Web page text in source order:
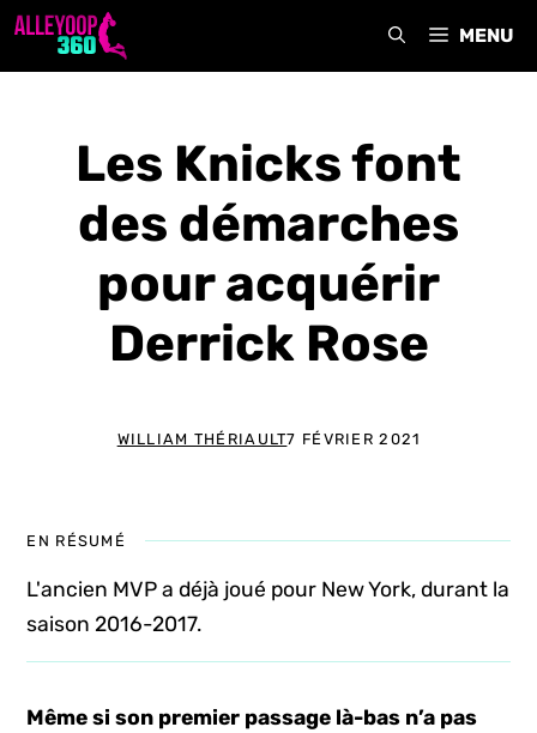
Aller
MENU
Les Knicks font
des démarches
pour acquérir
Derrick Rose
WILLIAM THÉRIAULT7 FÉVRIER 2021
EN RÉSUMÉ
L'ancien MVP a déjà joué pour New York, durant la
saison 2016-2017.
Même si son premier passage là-bas n’a pas